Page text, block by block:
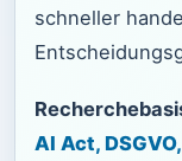
schneller
AI Act,